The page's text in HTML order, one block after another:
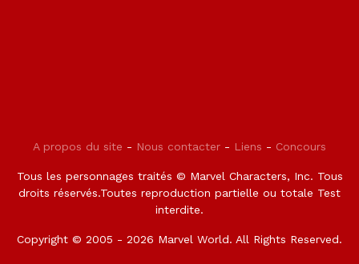
A propos du site - Nous contacter - Liens - Concours
Tous les personnages traités © Marvel Characters, Inc. Tous
droits réservés.Toutes reproduction partielle ou totale Test
interdite.
Copyright © 2005 - 2026 Marvel World. All Rights Reserved.